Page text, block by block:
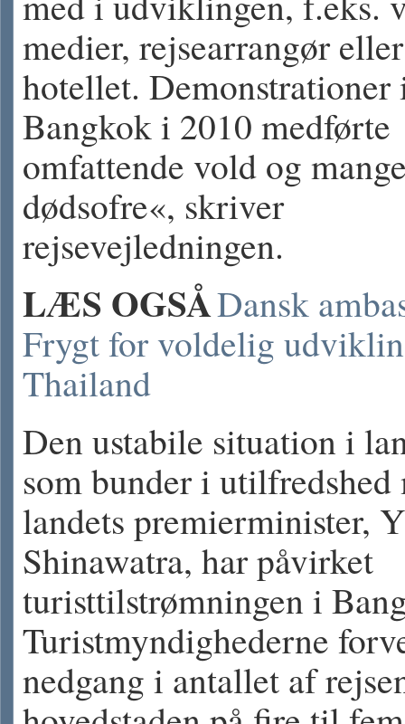
medier, rejsearrangør eller
hotellet. Demonstrationer
Bangkok i 2010 medførte
omfattende vold og
dødsofre«, skriver
rejsevejledningen.
LÆS OGSÅDansk
Frygt for voldelig
Thailand
Den ustabile situation i
som bunder i utilfredshed
landets premierminister,
Shinawatra, har påvirket
turisttilstrømningen i
Turistmyndighederne
nedgang i antallet af